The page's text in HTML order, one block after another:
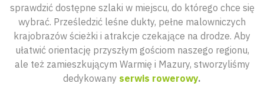
sprawdzić dostępne szlaki w miejscu, do którego chce się
wybrać. Prześledzić leśne dukty, pełne malowniczych
krajobrazów ścieżki i atrakcje czekające na drodze. Aby
ułatwić orientację przyszłym gościom naszego regionu,
ale też zamieszkującym Warmię i Mazury, stworzyliśmy
dedykowany serwis rowerowy.